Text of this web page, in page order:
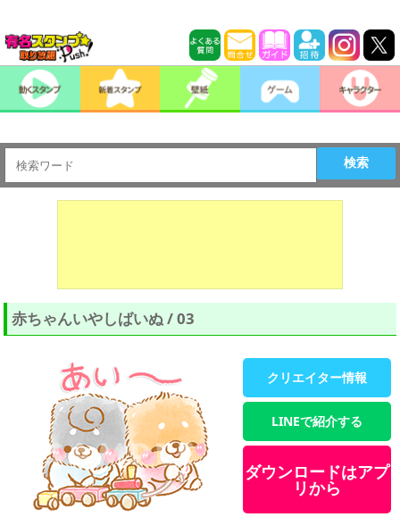
検索
赤ちゃんいやしばいぬ / 03
クリエイター情報
LINEで紹介する
ダウンロードはアプ
リから